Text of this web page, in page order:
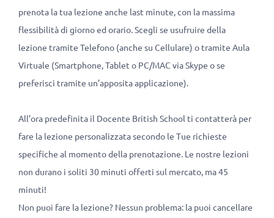
prenota la tua lezione anche last minute, con la massima
flessibilità di giorno ed orario. Scegli se usufruire della
lezione tramite Telefono (anche su Cellulare) o tramite Aula
Virtuale (Smartphone, Tablet o PC/MAC via Skype o se
preferisci tramite un’apposita applicazione).
All’ora predefinita il Docente British School ti contatterà per
fare la lezione personalizzata secondo le Tue richieste
specifiche al momento della prenotazione. Le nostre lezioni
non durano i soliti 30 minuti offerti sul mercato, ma 45
minuti!
Non puoi fare la lezione? Nessun problema: la puoi cancellare